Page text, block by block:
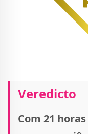
Veredicto
Com 21